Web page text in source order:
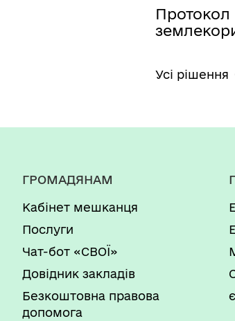
Протокол
Усі рішення
ГРОМАДЯНАМ
Кабінет мешканця
Послуги
Чат-бот «СВОЇ»
Довідник закладів
Безкоштовна правова
допомога